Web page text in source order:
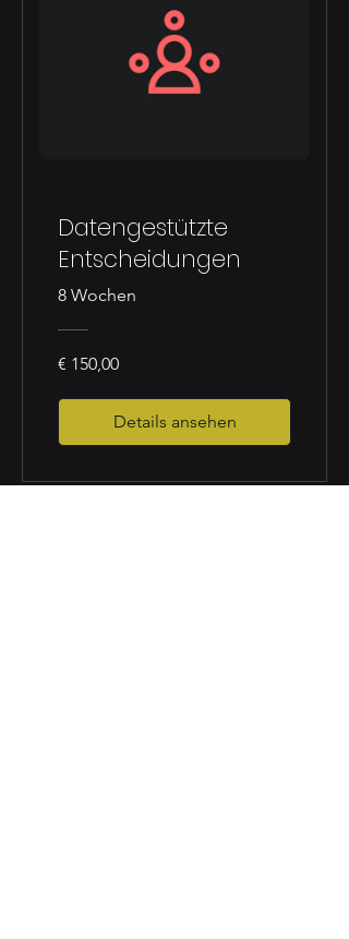
Datengestützte
Entscheidungen
8 Wochen
€ 150,00
Details ansehen